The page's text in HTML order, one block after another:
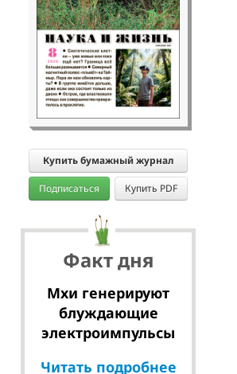
Купить бумажный журнал
Подписаться Купить PDF
Факт дня
Мхи генерируют
блуждающие
электроимпульсы
Читать подробнее